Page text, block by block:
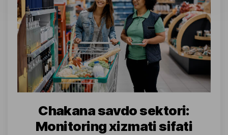
Chakana savdo sektori:
Monitoring xizmati sifati